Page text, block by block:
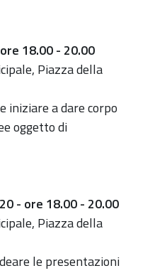
18.00 - 20.00
Piazza della
iniziare a dare corpo
oggetto di
- ore 18.00 - 20.00
Piazza della
le presentazioni